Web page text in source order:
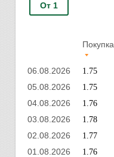
От 1
Покупка
06.08.2026 1.75
05.08.2026 1.75
04.08.2026 1.76
03.08.2026 1.78
02.08.2026 1.77
01.08.2026 1.76